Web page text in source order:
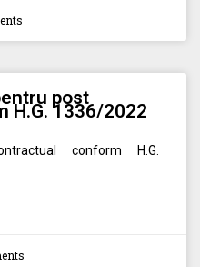
post
H.G. 1336/2022
conform H.G.